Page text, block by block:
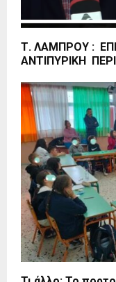
Τ. ΛΑΜΠΡΟΥ :
ΑΝΤΙΠΥΡΙΚΗ